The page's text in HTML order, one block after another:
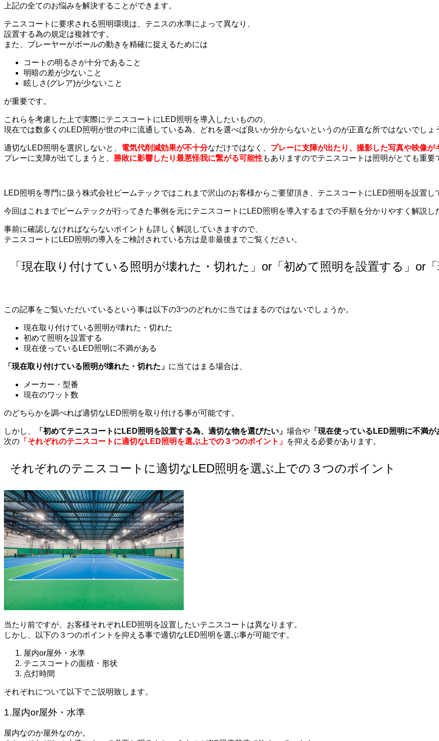
上記の全てのお悩みを解決することができます。
テニスコートに要求される照明環境は、テニスの水準によって異なり、
設置する為の規定は複雑です。
また、 プレーヤーがボールの動きを精確に捉えるためには
コートの明るさが十分であること
明暗の差が少ないこと
眩しさ(グレア)が少ないこと
が重要です。
これらを考慮した上で実際にテニスコートにLED照明を導入したいものの、
現在では数多くのLED照明が世の中に流通している為、
どれを選べば良いか分からないというのが正直な所ではないでしょ
適切なLED照明を選択しないと、 電気代削減効果が不十分なだけではなく、 プレーに支障が出たり、撮影した写真や映像
プレーに支障が出てしまうと、 勝敗に影響したり最悪怪我に繋がる可能性もありますのでテニスコートは照明がとても重要
LED照明を専門に扱う株式会社ビームテックではこれまで沢山のお客様からご要望頂き、 テニスコートにLED照明を設置し
今回はこれまでビームテックが行ってきた事例を元にテニスコートにLED照明を導入するまでの手順を分かりやすく解説し
事前に確認しなければならないポイントも詳しく解説していきますので、
テニスコートにLED照明の導入をご検討されている方は是非最後までご覧ください。
「現在取り付けている照明が壊れた・切れた」or「初めて照明を設置する」or
この記事をご覧いただいているという事は以下の3つのどれかに当てはまるのではないでしょうか。
現在取り付けている照明が壊れた・切れた
初めて照明を設置する
現在使っているLED照明に不満がある
「現在取り付けている照明が壊れた・切れた」 に当てはまる場合は、
メーカー・型番
現在のワット数
のどちらかを調べれば適切なLED照明を取り付ける事が可能です。
しかし、 「初めてテニスコートにLED照明を設置する為、適切な物を選びたい」 場合や 「現在使っているLED照明に不満が
次の 「それぞれのテニスコートに適切なLED照明を選ぶ上での３つのポイント」 を抑える必要があります。
それぞれのテニスコートに適切なLED照明を選ぶ上での３つのポイント
当たり前ですが、お客様それぞれLED照明を設置したいテニスコートは異なります。
しかし、以下の３つのポイントを抑える事で適切なLED照明を選ぶ事が可能です。
屋内or屋外・水準
テニスコートの面積・形状
点灯時間
それぞれについて以下でご説明致します。
1.屋内or屋外・水準
屋内なのか屋外なのか。